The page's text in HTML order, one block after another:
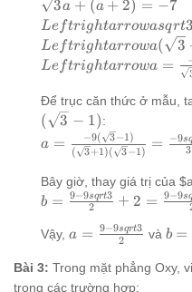
\end{cases}
\sqrt{3}a
+ (a + 2)
= -7
3a + (a + 2) = −7
Leftrightarrow
asqrt{3} + a
= -7 - 2
Le ftrightarrowasqrt3
Leftrightarrow
a(\sqrt{3} +
Le ftrightarrowa( 3
Leftrightarrow
{\sqrt{3} +
1}
Le ftrightarrowa =
Để trục căn thức ở mẫu,
( 3 − 1):
a =
\frac{-9(\sqrt{3}
- 1)}{(\sqrt{3} +
1)(\sqrt{3} - 1)}
\frac{-9sqrt{3}
+ 9}{3 - 1} =
\frac{9 -
9sqrt{3}}{2}
a = ( 3+1)( 3−1)
−9( 3−1) = 3
−9s
Bây giờ, thay giá trị của
b =
9sqrt{3}}
\frac{9 -
b = 2
9−9sqrt3 + 2 = 9−9sq
Vậy, a =
9sqrt{3}}
{2}
a = 2
9−9sqrt3 và b =
b =
Bài 3: Trong mặt phẳng Oxy,
trong các trường hợp: